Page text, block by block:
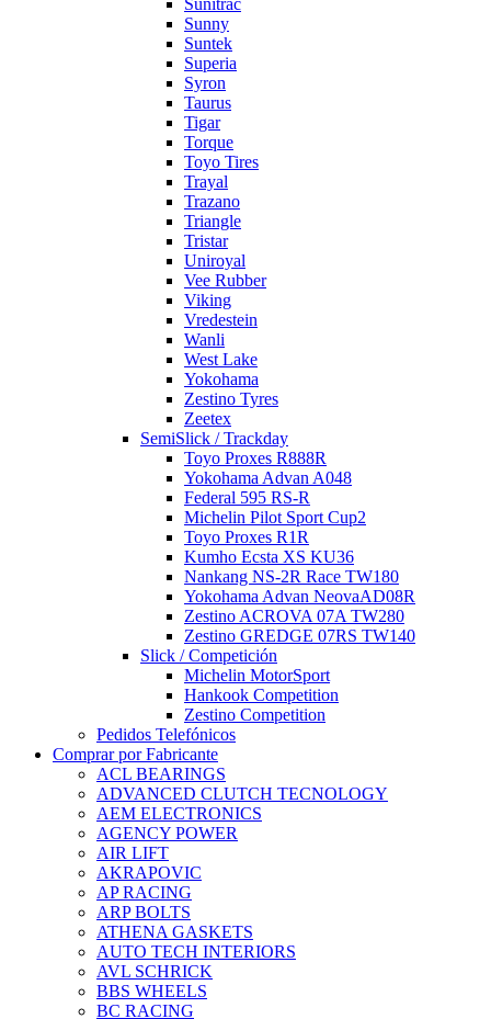
Sunitrac
Sunny
Suntek
Superia
Syron
Taurus
Tigar
Torque
Toyo Tires
Trayal
Trazano
Triangle
Tristar
Uniroyal
Vee Rubber
Viking
Vredestein
Wanli
West Lake
Yokohama
Zestino Tyres
Zeetex
SemiSlick / Trackday
Toyo Proxes R888R
Yokohama Advan A048
Federal 595 RS-R
Michelin Pilot Sport Cup2
Toyo Proxes R1R
Kumho Ecsta XS KU36
Nankang NS-2R Race TW180
Yokohama Advan NeovaAD08R
Zestino ACROVA 07A TW280
Zestino GREDGE 07RS TW140
Slick / Competición
Michelin MotorSport
Hankook Competition
Zestino Competition
Pedidos Telefónicos
Comprar por Fabricante
ACL BEARINGS
ADVANCED CLUTCH TECNOLOGY
AEM ELECTRONICS
AGENCY POWER
AIR LIFT
AKRAPOVIC
AP RACING
ARP BOLTS
ATHENA GASKETS
AUTO TECH INTERIORS
AVL SCHRICK
BBS WHEELS
BC RACING